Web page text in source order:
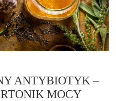
ANTYBIOTYK –
MOCY